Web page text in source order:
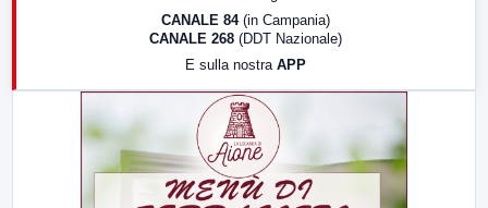
CANALE 84 (in Campania)
CANALE 268 (DDT Nazionale)
E sulla nostra APP